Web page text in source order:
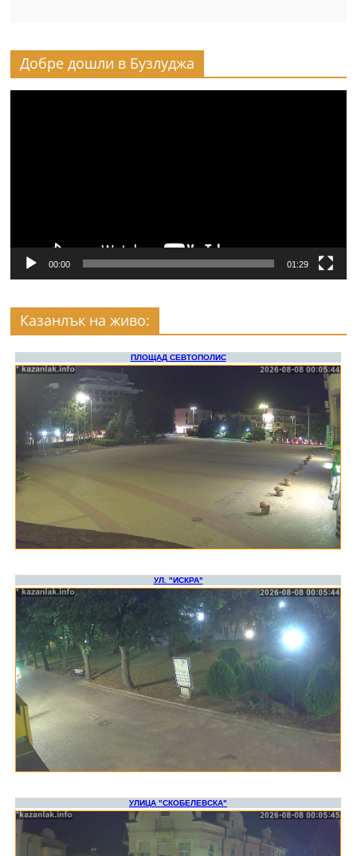
Добре дошли в Бузлуджа
00:00 01:29
Казанлък на живо: